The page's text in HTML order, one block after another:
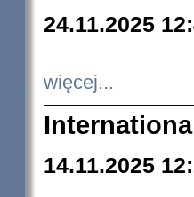
24.11.2025
więcej...
14.11.2025